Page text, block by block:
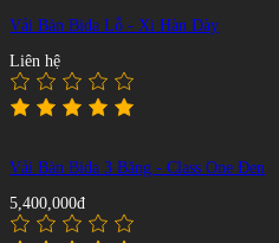
Vải Bàn Bida Lỗ - Xi Hàn Dày
Liên hệ
Vải Bàn Bida 3 Băng - Class One Đen
5,400,000đ